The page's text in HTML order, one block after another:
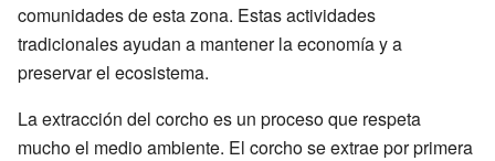
comunidades de esta zona. Estas actividades
tradicionales ayudan a mantener la economía y a
preservar el ecosistema.
La extracción del corcho es un proceso que respeta
mucho el medio ambiente. El corcho se extrae por primera